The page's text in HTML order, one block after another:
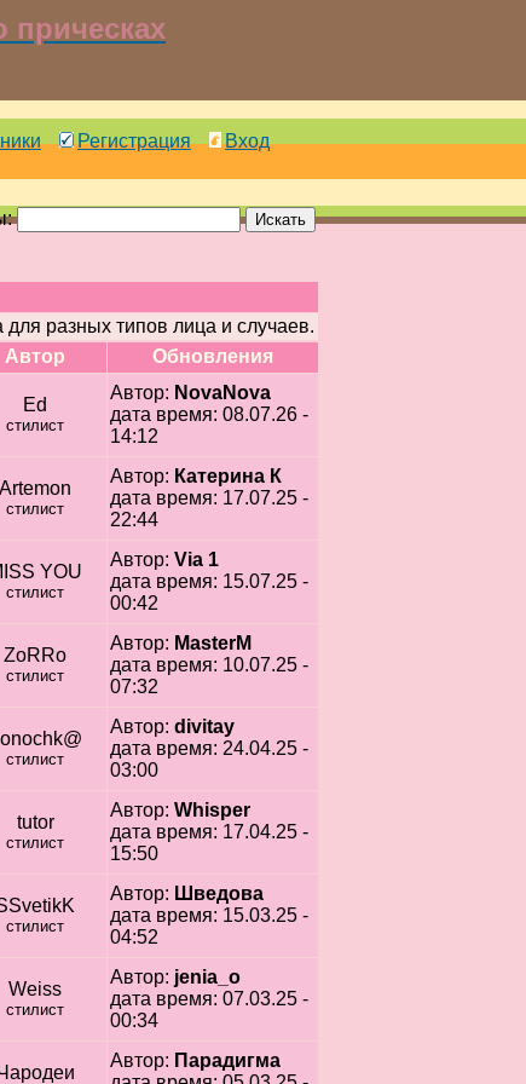
Регистрация
Вход
разных типов лица и случаев.
Автор Обновления
Ed
стилист
Автор: NovaNova
дата время: 08.07.26 -
14:12
Artemon
стилист
Автор: Катерина К
дата время: 17.07.25 -
22:44
YOU
стилист
Автор: Via 1
дата время: 15.07.25 -
00:42
ZoRRo
стилист
Автор: MasterM
дата время: 10.07.25 -
07:32
стилист
Автор: divitay
дата время: 24.04.25 -
03:00
tutor
стилист
Автор: Whisper
дата время: 17.04.25 -
15:50
стилист
Автор: Шведова
дата время: 15.03.25 -
04:52
Weiss
стилист
Автор: jenia_o
дата время: 07.03.25 -
00:34
Автор: Парадигма